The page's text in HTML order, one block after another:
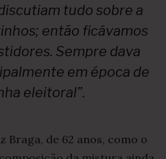
tudo sobre a
então ficávamos
Sempre dava
em época de
eleitoral”.
Braga, de 62 anos, como o